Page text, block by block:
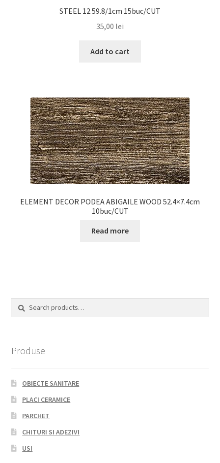
STEEL 12 59.8/1cm 15buc/CUT
35,00 lei
Add to cart
ELEMENT DECOR PODEA ABIGAILE WOOD 52.4×7.4cm
10buc/CUT
Read more
Search
Search
Produse
OBIECTE SANITARE
PLACI CERAMICE
PARCHET
CHITURI SI ADEZIVI
USI